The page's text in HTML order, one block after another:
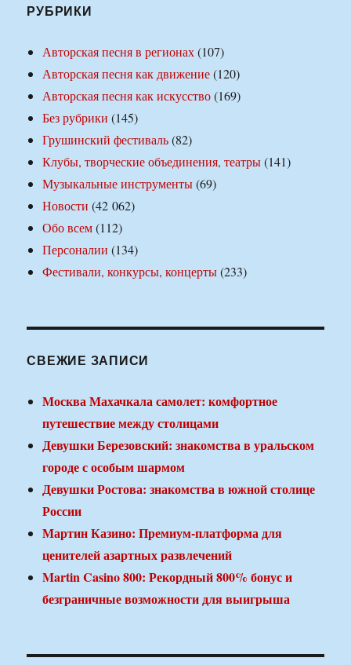
РУБРИКИ
Авторская песня в регионах(107)
Авторская песня как движение(120)
Авторская песня как искусство(169)
Без рубрики (145)
Грушинский фестиваль(82)
Клубы, творческие объединения, театры(141)
Музыкальные инструменты(69)
Новости (42 062)
Обо всем(112)
Персоналии (134)
Фестивали, конкурсы, концерты(233)
СВЕЖИЕ ЗАПИСИ
Москва Махачкала самолет: комфортное
путешествие между столицами
Девушки Березовский: знакомства в уральском
городе с особым шармом
Девушки Ростова: знакомства в южной столице
России
Мартин Казино: Премиум-платформа для
ценителей азартных развлечений
Martin Casino 800: Рекордный 800% бонус и
безграничные возможности для выигрыша